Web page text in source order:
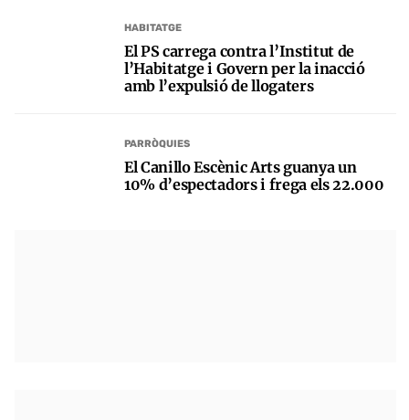
HABITATGE
El PS carrega contra l’Institut de
l’Habitatge i Govern per la inacció
amb l’expulsió de llogaters
PARRÒQUIES
El Canillo Escènic Arts guanya un
10% d’espectadors i frega els 22.000